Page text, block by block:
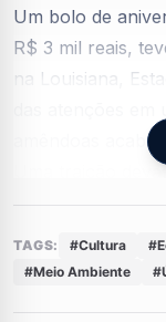
Um bolo de
R$ 3 mil reais,
na Louisiana,
amêndoas
Uma traição
no exato dia da
Traição
TAGS: #Cultura
#Meio Ambiente